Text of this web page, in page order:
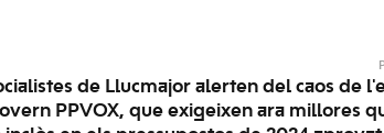
de Llucmajor alerten del caos de
PPVOX, que exigeixen ara millores